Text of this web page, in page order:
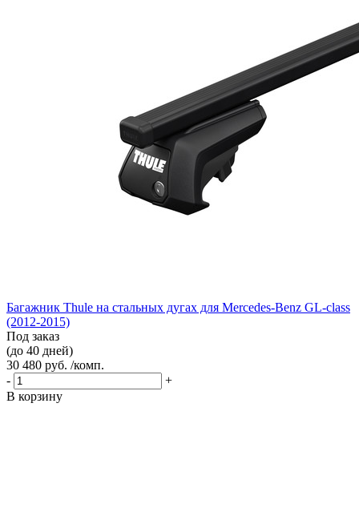
Багажник Thule на стальных дугах для Mercedes-Benz GL-class
(2012-2015)
Под заказ
(до 40 дней)
30 480 руб. /комп.
-
+
В корзину